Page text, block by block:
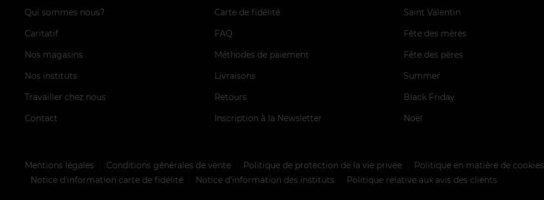
Qui sommes nous?
Caritatif
Nos magasins
Nos instituts
Travailler chez nous
Contact
Carte de fidélité
FAQ
Méthodes de paiement
Livraisons
Retours
Inscription à la Newsletter
Saint Valentin
Fête des mères
Fête des pères
Summer
Black Friday
Noël
Mentions légales Conditions générales de vente Politique de protection de la vie privée Politique en matière de cookies
Notice d'information carte de fidélité
Notice d’information des instituts Politique relative aux avis des clients